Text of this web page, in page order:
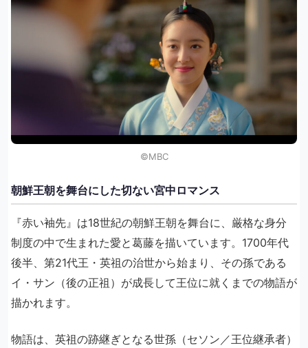
©︎MBC
朝鮮王朝を舞台にした切ない宮中ロマンス
『赤い袖先』は18世紀の朝鮮王朝を舞台に、厳格な身分
制度の中で生まれた愛と葛藤を描いています。1700年代
後半、第21代王・英祖の治世から始まり、その孫である
イ・サン（後の正祖）が成長して王位に就くまでの物語が
描かれます。
物語は、英祖の跡継ぎとなる世孫（セソン／王位継承者）